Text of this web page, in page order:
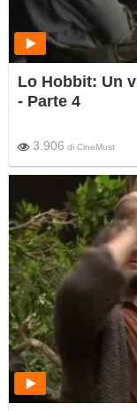
Lo Hobbit: Un
- Parte 4
3.906 di CineMust